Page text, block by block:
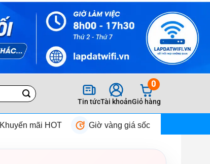
Tin tứcTài khoản
0
Giỏ hàng
Khuyến mãi HOT Giờ vàng giá sốc